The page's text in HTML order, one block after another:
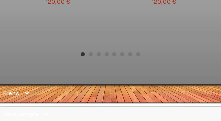
120,00 €
120,00 €
Liens